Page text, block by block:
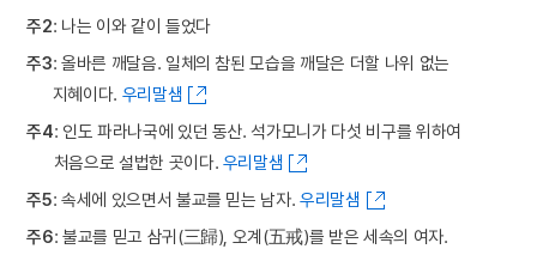
주2: 나는 이와 같이 들었다
주3: 올바른 깨달음. 일체의 참된 모습을 깨달은 더할 나위 없는
지혜이다. 우리말샘
주4: 인도 파라나국에 있던 동산. 석가모니가 다섯 비구를 위하여
처음으로 설법한 곳이다. 우리말샘
주5: 속세에 있으면서 불교를 믿는 남자.우리말샘
주6: 불교를 믿고 삼귀(三歸), 오계(五戒)를 받은 세속의 여자.